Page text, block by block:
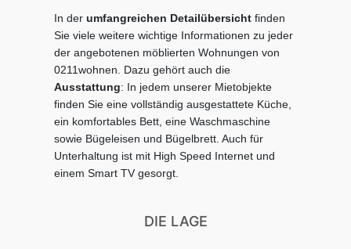
In der umfangreichen Detailübersicht finden
Sie viele weitere wichtige Informationen zu jeder
der angebotenen möblierten Wohnungen von
0211wohnen. Dazu gehört auch die
Ausstattung: In jedem unserer Mietobjekte
finden Sie eine vollständig ausgestattete Küche,
ein komfortables Bett, eine Waschmaschine
sowie Bügeleisen und Bügelbrett. Auch für
Unterhaltung ist mit High Speed Internet und
einem Smart TV gesorgt.
DIE LAGE